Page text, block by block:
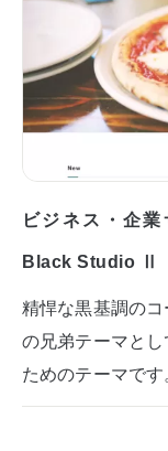
ビジネス・企業
Black Studio Ⅱ
精悍な黒基調の
の兄弟テーマと
ためのテーマです